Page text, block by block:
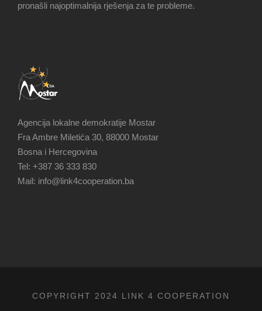
pronašli najoptimalnija rješenja za te probleme.
Agencija lokalne demokratije Mostar
Fra Ambre Miletića 30, 88000 Mostar
Bosna i Hercegovina
Tel: +387 36 333 830
Mail: info@link4cooperation.ba
COPYRIGHT 2024 LINK 4 COOPERATION